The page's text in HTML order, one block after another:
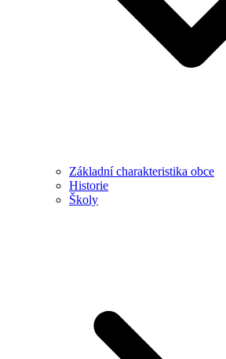
Základní charakteristika obce
Historie
Školy